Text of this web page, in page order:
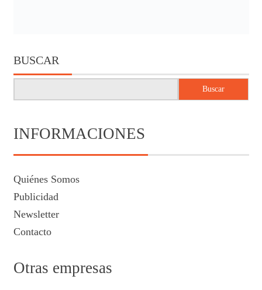
BUSCAR
Buscar
INFORMACIONES
Quiénes Somos
Publicidad
Newsletter
Contacto
Otras empresas